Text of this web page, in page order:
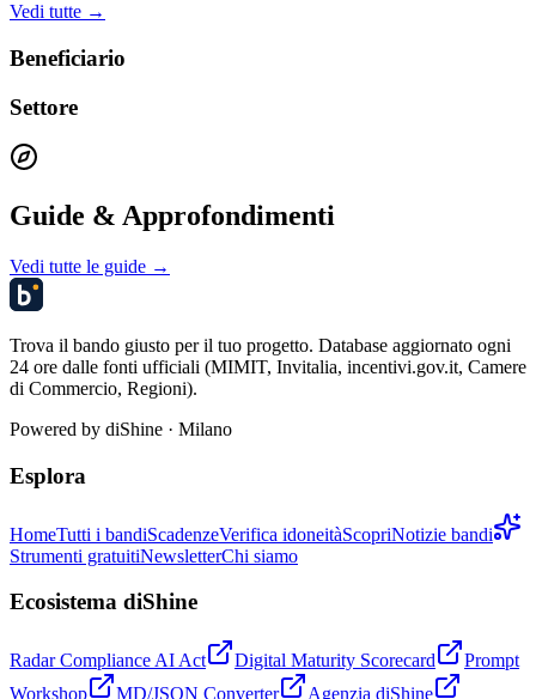
Vedi tutte →
Beneficiario
Settore
Guide & Approfondimenti
Vedi tutte le guide →
Trova il bando giusto per il tuo progetto. Database aggiornato ogni
24 ore dalle fonti ufficiali (MIMIT, Invitalia, incentivi.gov.it, Camere
di Commercio, Regioni).
Powered by diShine · Milano
Esplora
HomeTutti i bandiScadenzeVerifica idoneitàScopriNotizie bandi
Strumenti gratuitiNewsletterChi siamo
Ecosistema diShine
Radar Compliance AI Act Digital Maturity Scorecard
Prompt
Workshop
MD/JSON Converter Agenzia diShine